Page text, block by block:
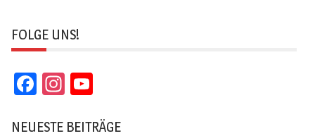
FOLGE UNS!
Facebook
Instagram
NEUESTE BEITRÄGE